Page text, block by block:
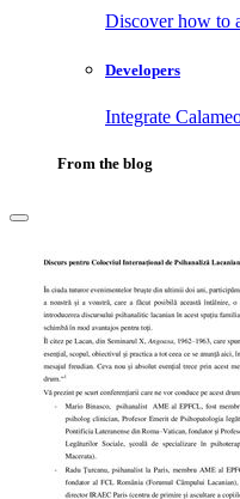
Discover how to
Developers
Integrate
From the blog